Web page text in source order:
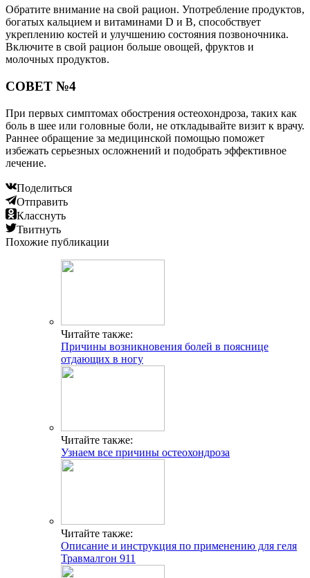
Обратите внимание на свой рацион. Употребление продуктов,
богатых кальцием и витаминами D и B, способствует
укреплению костей и улучшению состояния позвоночника.
Включите в свой рацион больше овощей, фруктов и
молочных продуктов.
СОВЕТ №4
При первых симптомах обострения остеохондроза, таких как
боль в шее или головные боли, не откладывайте визит к врачу.
Раннее обращение за медицинской помощью поможет
избежать серьезных осложнений и подобрать эффективное
лечение.
Поделиться
Отправить
Класснуть
Твитнуть
Похожие публикации
Читайте также:
Причины возникновения болей в пояснице
отдающих в ногу
Читайте также:
Узнаем все причины остеохондроза
Читайте также:
Описание и инструкция по применению для геля
Травмалгон 911